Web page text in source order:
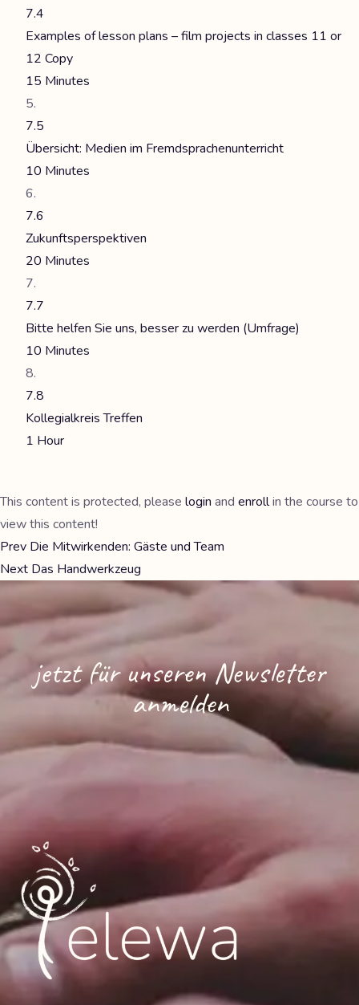
7.4
Examples of lesson plans – film projects in classes 11 or
12 Copy
15 Minutes
7.5
Übersicht: Medien im Fremdsprachenunterricht
10 Minutes
7.6
Zukunftsperspektiven
20 Minutes
7.7
Bitte helfen Sie uns, besser zu werden (Umfrage)
10 Minutes
7.8
Kollegialkreis Treffen
1 Hour
This content is protected, please login and enrollin the course to
view this content!
Prev Die Mitwirkenden: Gäste und Team
Next Das Handwerkzeug
jetzt für unseren Newsletter
anmelden